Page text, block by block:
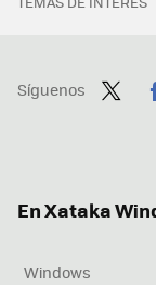
Síguenos
En Xataka
Windows